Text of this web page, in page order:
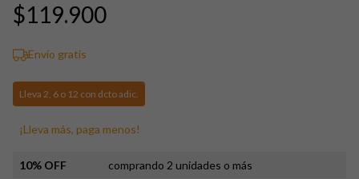
$119.900
Envío gratis
Lleva 2, 6 o 12 con dcto adic.
¡Lleva más, paga menos!
10% OFF
comprando 2 unidades o más